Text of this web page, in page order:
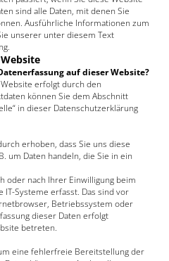
sind alle Daten, mit denen Sie
Ausführliche Informationen zum
unserer unter diesem Text
auf dieser Website?
erfolgt durch den
können Sie dem Abschnitt
in dieser Datenschutzerklärung
erhoben, dass Sie uns diese
um Daten handeln, die Sie in ein
oder nach Ihrer Einwilligung beim
Systeme erfasst. Das sind vor
Betriebssystem oder
dieser Daten erfolgt
betreten.
eine fehlerfreie Bereitstellung der